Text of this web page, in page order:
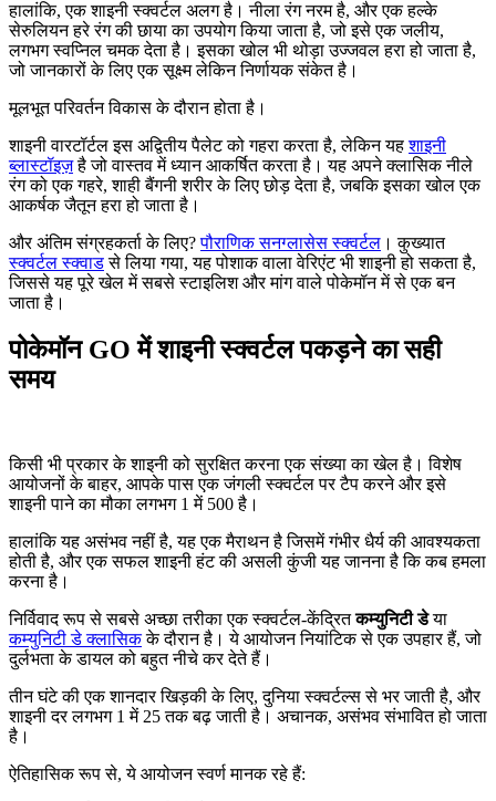
हालांकि, एक शाइनी स्क्वर्टल अलग है। नीला रंग नरम है, और एक हल्के
सेरुलियन हरे रंग की छाया का उपयोग किया जाता है, जो इसे एक जलीय,
लगभग स्वप्निल चमक देता है। इसका खोल भी थोड़ा उज्जवल हरा हो जाता है,
जो जानकारों के लिए एक सूक्ष्म लेकिन निर्णायक संकेत है।
मूलभूत परिवर्तन विकास के दौरान होता है।
शाइनी वारटॉर्टल इस अद्वितीय पैलेट को गहरा करता है, लेकिन यहशाइनी
ब्लास्टॉइज़है जो वास्तव में ध्यान आकर्षित करता है। यह अपने क्लासिक नीले
रंग को एक गहरे, शाही बैंगनी शरीर के लिए छोड़ देता है, जबकि इसका खोल एक
आकर्षक जैतून हरा हो जाता है।
और अंतिम संग्रहकर्ता के लिए?पौराणिक सनग्लासेस स्क्वर्टल । कुख्यात
स्क्वर्टल स्क्वाडसे लिया गया, यह पोशाक वाला वेरिएंट भी शाइनी हो सकता है,
जिससे यह पूरे खेल में सबसे स्टाइलिश और मांग वाले पोकेमॉन में से एक बन
जाता है।
पोकेमॉन GO में शाइनी स्क्वर्टल पकड़ने का सही
समय
किसी भी प्रकार के शाइनी को सुरक्षित करना एक संख्या का खेल है। विशेष
आयोजनों के बाहर, आपके पास एक जंगली स्क्वर्टल पर टैप करने और इसे
शाइनी पाने का मौका लगभग 1 में 500 है।
हालांकि यह असंभव नहीं है, यह एक मैराथन है जिसमें गंभीर धैर्य की आवश्यकता
होती है, और एक सफल शाइनी हंट की असली कुंजी यह जानना है कि कब हमला
करना है।
निर्विवाद रूप से सबसे अच्छा तरीका एक स्क्वर्टल-केंद्रितकम्युनिटी डेया
कम्युनिटी डे क्लासिकके दौरान है। ये आयोजन नियांटिक से एक उपहार हैं, जो
दुर्लभता के डायल को बहुत नीचे कर देते हैं।
तीन घंटे की एक शानदार खिड़की के लिए, दुनिया स्क्वर्टल्स से भर जाती है, और
शाइनी दर लगभग 1 में 25 तक बढ़ जाती है। अचानक, असंभव संभावित हो जाता
है।
ऐतिहासिक रूप से, ये आयोजन स्वर्ण मानक रहे हैं: